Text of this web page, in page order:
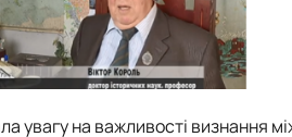
увагу на важливості визнання